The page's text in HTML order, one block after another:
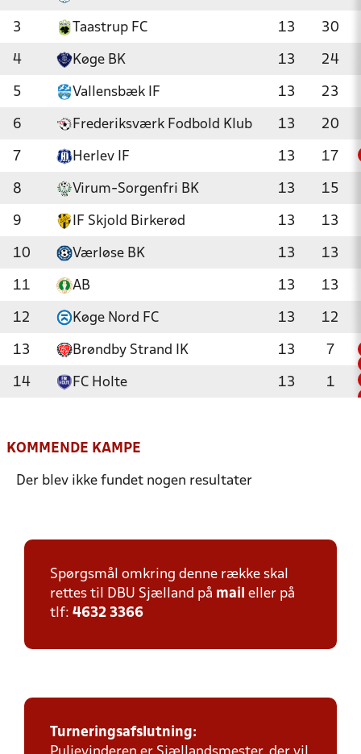
3 Taastrup FC 13 30
4 Køge BK 13 24
5 Vallensbæk IF 13 23
6 Frederiksværk Fodbold Klub 13 20
7 Herlev IF 13 17
8 Virum-Sorgenfri BK 13 15
9 IF Skjold Birkerød 13 13
10 Værløse BK 13 13
11 AB 13 13
12 Køge Nord FC 13 12
13 Brøndby Strand IK 13 7
14 FC Holte 13 1
KOMMENDE KAMPE
Der blev ikke fundet nogen resultater
Spørgsmål omkring denne række skal
rettes til DBU Sjælland på mail eller på
tlf: 4632 3366
Turneringsafslutning: